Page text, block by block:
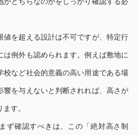
値を超える設計は不可ですが、特定行
は例外も認められます。例えば敷地に
校など社会的意義の高い用途である場
響を与えないと判断されれば、高さが
す。
ず確認すべきは、この「絶対高さ制